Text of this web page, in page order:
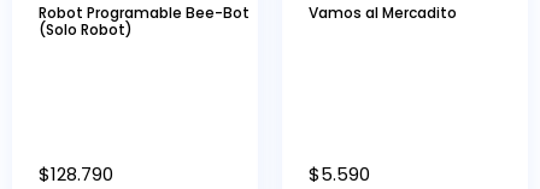
Robot Programable Bee-Bot
(Solo Robot)
$128.790
Vamos al Mercadito
$5.590